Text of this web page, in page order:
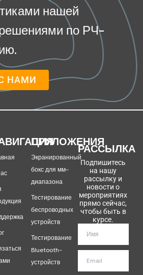
нашей
по РЧ-
НАМИ
ПРИЛОЖЕНИЯ
Экранированный
бокс для мм-
диапазона
Тестирование
беспроводных
устройств
Тестирование
Bluetooth-
устройств
РАССЫЛКА
Подпишитесь
на нашу
рассылку и
новости о
мероприятиях
прямо сейчас,
чтобы быть в
курсе.